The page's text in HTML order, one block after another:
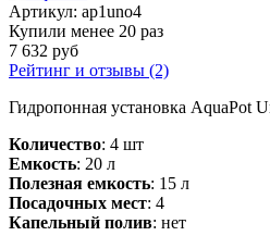
Артикул: ap1uno4
Купили менее 20 раз
7 632 руб
Рейтинг и отзывы (2)
Гидропонная установка AquaPot
Количество: 4 шт
Емкость: 20 л
Полезная емкость: 15 л
Посадочных мест: 4
Капельный полив: нет